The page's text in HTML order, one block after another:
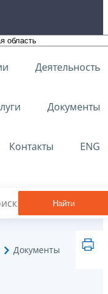
Деятельность
Документы
Контакты ENG
Найти
Документы